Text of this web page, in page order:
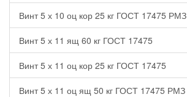
Винт 5 х 10 оц кор 25 кг ГОСТ 17475 РМЗ
Винт 5 х 11 ящ 60 кг ГОСТ 17475
Винт 5 х 11 оц кор 25 кг ГОСТ 17475
Винт 5 х 11 оц ящ 50 кг ГОСТ 17475 РМЗ